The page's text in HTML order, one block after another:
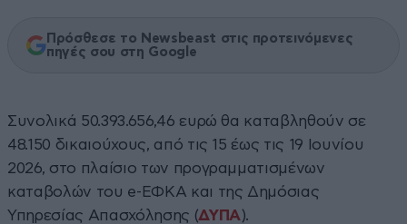
Πρόσθεσε το Newsbeast στις προτεινόμενες
πηγές σου στη Google
Συνολικά 50.393.656,46 ευρώ θα καταβληθούν σε
48.150 δικαιούχους, από τις 15 έως τις 19 Ιουνίου
2026, στο πλαίσιο των προγραμματισμένων
καταβολών του e-ΕΦΚΑ και της Δημόσιας
Υπηρεσίας Απασχόλησης (ΔΥΠΑ).